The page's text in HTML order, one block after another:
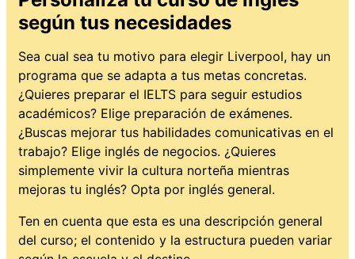
según tus necesidades
Sea cual sea tu motivo para elegir Liverpool, hay un
programa que se adapta a tus metas concretas.
¿Quieres preparar el IELTS para seguir estudios
académicos? Elige preparación de exámenes.
¿Buscas mejorar tus habilidades comunicativas en el
trabajo? Elige inglés de negocios. ¿Quieres
simplemente vivir la cultura norteña mientras
mejoras tu inglés? Opta por inglés general.
Ten en cuenta que esta es una descripción general
del curso; el contenido y la estructura pueden variar